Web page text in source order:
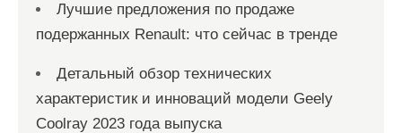
Лучшие предложения по продаже
подержанных Renault: что сейчас в тренде
Детальный обзор технических
характеристик и инноваций модели Geely
Coolray 2023 года выпуска